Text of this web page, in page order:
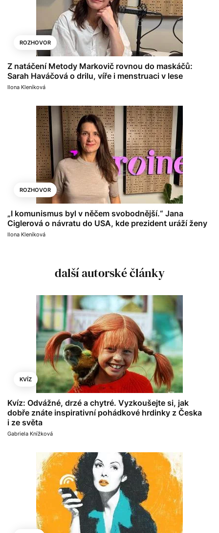
ROZHOVOR
Z natáčení Metody Markovič rovnou do maskáčů:
Sarah Haváčová o drilu, víře i menstruaci v lese
Ilona Kleníková
ROZHOVOR
„I komunismus byl v něčem svobodnější.“ Jana
Ciglerová o návratu do USA, kde prezident uráží ženy
Ilona Kleníková
další autorské články
KVÍZ
Kvíz: Odvážné, drzé a chytré. Vyzkoušejte si, jak
dobře znáte inspirativní pohádkové hrdinky z Česka
i ze světa
Gabriela Knížková